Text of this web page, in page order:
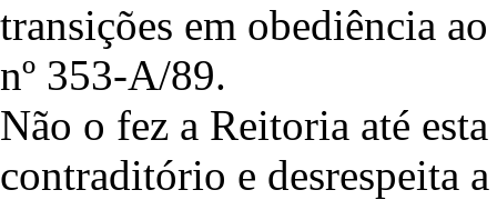
transições em obediência
nº 353-A/89.
Não o fez a Reitoria até
contraditório e desrespeita